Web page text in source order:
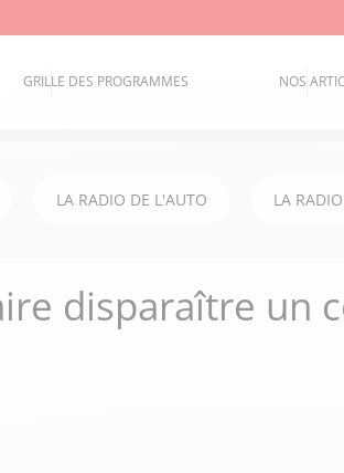
GRILLE DES PROGRAMMES NOS
LA RADIO DE L'AUTO LA
disparaître un